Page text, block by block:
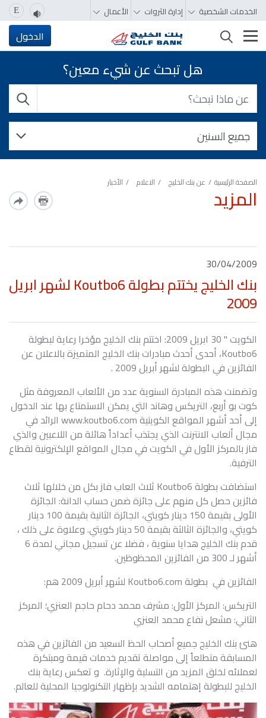
الخدمات الشخصية إدارة الثروات الأعمال E
تغيير التصفّح الدخول
هل تبحث عن شيء معين؟
الصفحة الرئيسية عن بنك الخليج الاعلام الأخبار
المزيد
30/04/2009
بنك الخليج يختتم بطولة Koutbo6 لشهر ابريل
2009
الكويت " 30 ابريل 2009: اختتم بنك الخليج مؤخرا رعاية لبطولة
Koutbo6، أحدى أحدث مبادرات بنك الخليج المتميزة بالاعلان عن
الفائزين في البطولة لشهر أبريل 2009 .
وتضمنت هذه المبادرة السنوية عدد من الألعاب المعروفة مثل
كوت بو أربع، التريكس وهاند التي يمكن الاستمتاع بها عند الدخول
إلى أحد أشهر المواقع الكويتية www.koutbo6.com الرائد في
مجال ألعاب الانترنت الذي يجتذب أعداداً هائلة من اللاعبين والذي
فاز بالمركز الأول في الكويت في مجال المواقع الإلكترونية لقطاع
الترفية.
استضافت بطولة Koutbo6 ثلاث العاب فاز بكل من خلالها ثلاث
فائزين حصل كل منهم على جائزة ضمن حساب الدانة: الجائزة
الأولى بقيمة 150 دينار كويتي، الجائزة الثانية بقيمة 100 دينار
كويتي، والجائزة الثالثة بقيمة 50 دينار كويتي. وعلاوة على ذلك ،
قدم بنك الخليج هدايا سنوية ، فضلا عن تسجيل مجاني لمدة 6
أشهر لـ 300 من الفائزين المحظوظين.
الفائزين في بطولة Koutbo6.com لشهر أبريل 2009 هم:
التريكس: المركز الأول: مشرف محمد دحام حاجم العنزي؛ المركز
الثاني: مشعل نفاع محمد العنزي
هنئ بنك الخليج جميع أصحاب الحظ السعيد من الفائزين في هذه
المسابقة متطلعاً إلى مواصلة تقديم خدمات قيمة ومبتكرة
لعملائه لخلق المزيد من التسلية والإثارة. و تعكس رعاية بنك
الخليج للبطولة إهتمامه الشديد بإظهار التكنولوجيا المحلية للعالم.